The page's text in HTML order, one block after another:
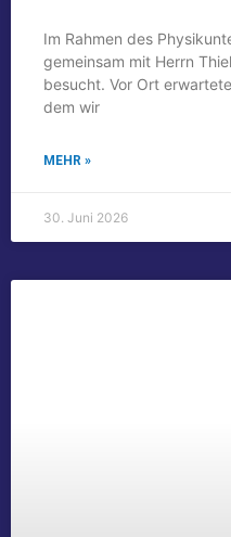
Im Rahmen des
gemeinsam mit Herrn
besucht. Vor Ort
dem wir
MEHR »
30. Juni 2026